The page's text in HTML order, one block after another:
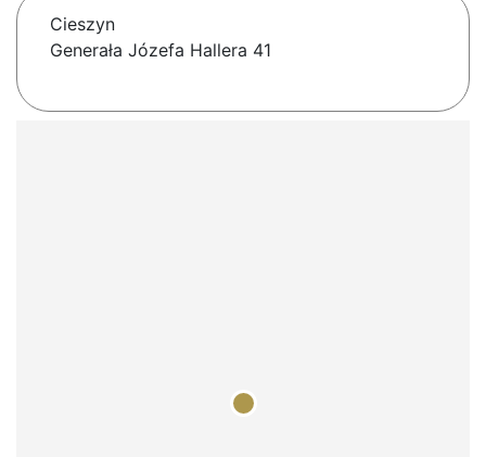
Cieszyn
Generała Józefa Hallera 41